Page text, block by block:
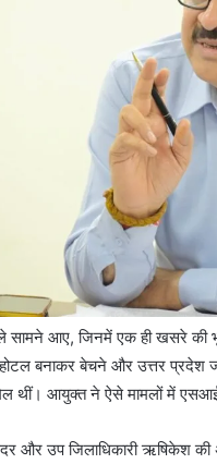
आए, जिनमें एक ही खसरे की
बनाकर बेचने और उत्तर प्रदेश
थीं। आयुक्त ने ऐसे मामलों में
और उप जिलाधिकारी ऋषिकेश की